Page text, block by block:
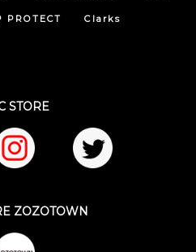
PROTECT Clarks
STORE
ZOZOTOWN